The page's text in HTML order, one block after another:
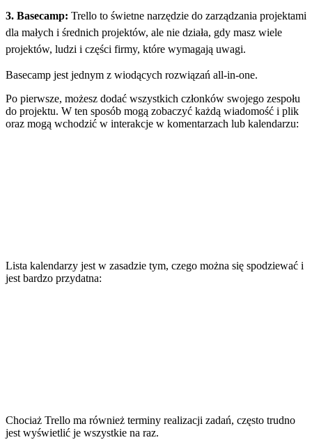
3. Basecamp: Trello to świetne narzędzie do zarządzania projektami
dla małych i średnich projektów, ale nie działa, gdy masz wiele
projektów, ludzi i części firmy, które wymagają uwagi.
Basecamp jest jednym z wiodących rozwiązań all-in-one.
Po pierwsze, możesz dodać wszystkich członków swojego zespołu
do projektu. W ten sposób mogą zobaczyć każdą wiadomość i plik
oraz mogą wchodzić w interakcje w komentarzach lub kalendarzu:
Lista kalendarzy jest w zasadzie tym, czego można się spodziewać i
jest bardzo przydatna:
Chociaż Trello ma również terminy realizacji zadań, często trudno
jest wyświetlić je wszystkie na raz.